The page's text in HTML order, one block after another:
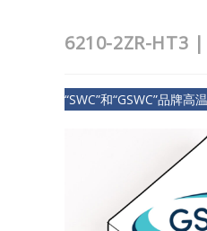
6210-2ZR-HT3 |
“SWC”和“GSWC”品牌